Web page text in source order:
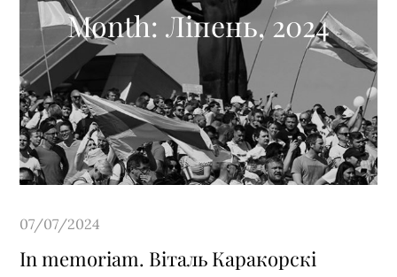
Month: Ліпень, 2024
Posted
on
07/07/2024
In memoriam. Віталь Каракорскі